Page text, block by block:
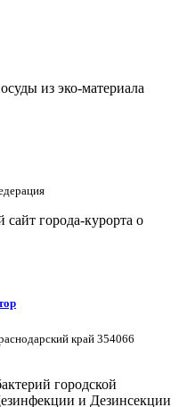
из эко-материала
города-курорта о
край 354066
городской
и Дезинсекции